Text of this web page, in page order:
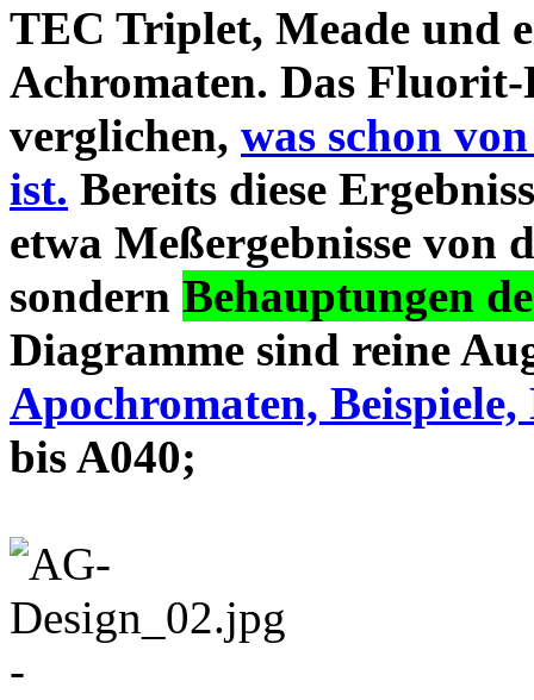
TEC Triplet, Meade und
Achromaten. Das
verglichen, was schon
ist. Bereits diese
etwa Meßergebnisse von
sondern Behauptungen
Diagramme sind reine
Apochromaten, Beispiele,
bis A040;
-